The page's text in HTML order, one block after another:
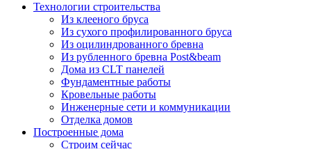
Технологии строительства
Из клееного бруса
Из сухого профилированного бруса
Из оцилиндрованного бревна
Из рубленного бревна Post&beam
Дома из CLT панелей
Фундаментные работы
Кровельные работы
Инженерные сети и коммуникации
Отделка домов
Построенные дома
Строим сейчас